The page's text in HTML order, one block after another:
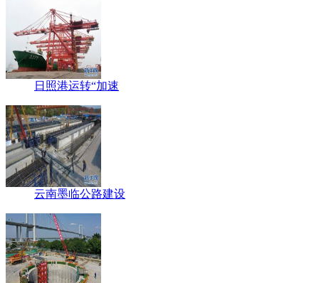
日照港运转“加速
云南墨临公路建设